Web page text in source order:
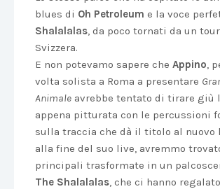
blues di Oh Petroleum e la voce
Shalalalas, da poco tornati da un
Svizzera.
E non potevamo sapere che Appino,
volta solista a Roma a presentare
Animale avrebbe tentato di tirare giù
appena pitturata con le percussioni
sulla traccia che dà il titolo al nuovo
alla fine del suo live, avremmo
principali trasformate in un
The Shalalalas, che ci hanno